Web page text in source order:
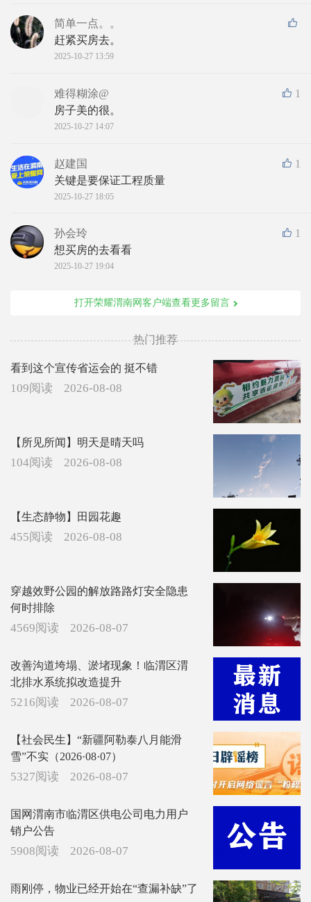
简单一点。。
赶紧买房去。
2025-10-27 13:59
1
难得糊涂@
房子美的很。
2025-10-27 14:07
1
赵建国
关键是要保证工程质量
2025-10-27 18:05
1
孙会玲
想买房的去看看
2025-10-27 19:04
打开荣耀渭南网客户端查看更多留言
热门推荐
看到这个宣传省运会的 挺不错
109阅读 2026-08-08
【所见所闻】明天是晴天吗
104阅读 2026-08-08
【生态静物】田园花趣
455阅读 2026-08-08
穿越效野公园的解放路路灯安全隐患
何时排除
4569阅读 2026-08-07
改善沟道垮塌、淤堵现象！临渭区渭
北排水系统拟改造提升
5216阅读 2026-08-07
【社会民生】“新疆阿勒泰八月能滑
雪”不实（2026·08·07）
5327阅读 2026-08-07
国网渭南市临渭区供电公司电力用户
销户公告
5908阅读 2026-08-07
雨刚停，物业已经开始在“查漏补缺”了